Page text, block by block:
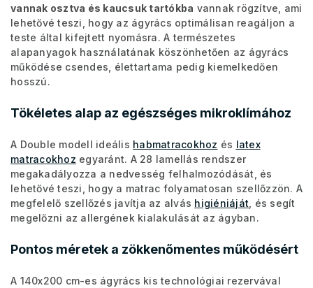
vannak osztva és kaucsuk tartókba vannak rögzítve, ami
lehetővé teszi, hogy az ágyrács optimálisan reagáljon a
teste által kifejtett nyomásra. A természetes
alapanyagok használatának köszönhetően az ágyrács
működése csendes, élettartama pedig kiemelkedően
hosszú.
Tökéletes alap az egészséges mikroklímához
A Double modell ideális habmatracokhoz és latex
matracokhoz egyaránt. A 28 lamellás rendszer
megakadályozza a nedvesség felhalmozódását, és
lehetővé teszi, hogy a matrac folyamatosan szellőzzön. A
megfelelő szellőzés javítja az alvás higiéniáját , és segít
megelőzni az allergének kialakulását az ágyban.
Pontos méretek a zökkenőmentes működésért
A 140x200 cm-es ágyrács kis technológiai rezervával